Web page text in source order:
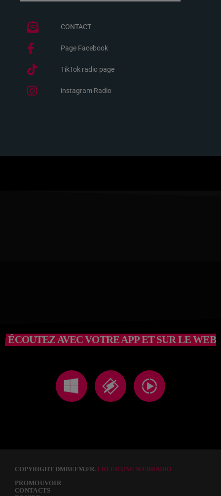
CONTACT
Page Facebook
TikTok radio page
instagram Radio
ÉCOUTEZ AVEC VOTRE APP ET SUR LE WEB
COPYRIGHT DMBEFM.FR. CREER UNE WEBRADIO
PROMOUVOIR
CONTACTS